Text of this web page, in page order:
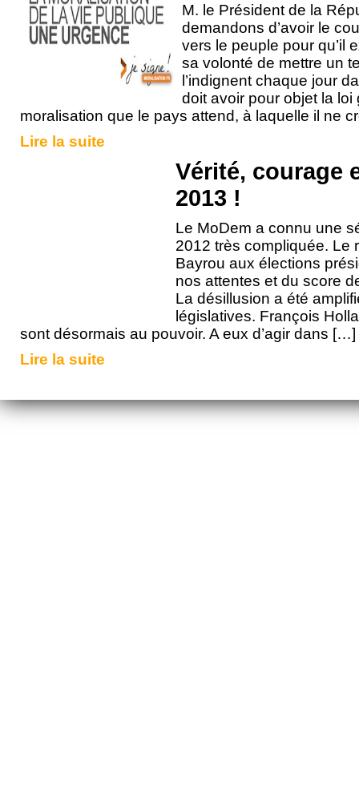
M. le Président de la
demandons d’avoir le
vers le peuple pour qu’il
sa volonté de mettre un
l’indignent chaque jour
doit avoir pour objet la loi
moralisation que le pays attend, à laquelle il ne
Lire la suite
Vérité, courage
2013 !
Le MoDem a connu une
2012 très compliquée. Le
Bayrou aux élections
nos attentes et du score
La désillusion a été
législatives. François
sont désormais au pouvoir. A eux d’agir dans […]
Lire la suite